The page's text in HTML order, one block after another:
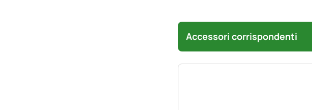
Accessori corrispondenti